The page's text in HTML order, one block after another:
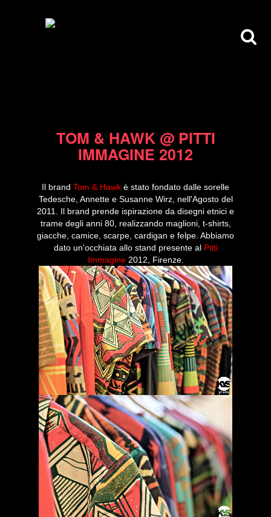
TOM & HAWK @ PITTI
IMMAGINE 2012
Il brand Tom & Hawk è stato fondato dalle sorelle
Tedesche, Annette e Susanne Wirz, nell'Agosto del
2011. Il brand prende ispirazione da disegni etnici e
trame degli anni 80, realizzando maglioni, t-shirts,
giacche, camice, scarpe, cardigan e felpe. Abbiamo
dato un'occhiata allo stand presente al Pitti
Immagine2012, Firenze.